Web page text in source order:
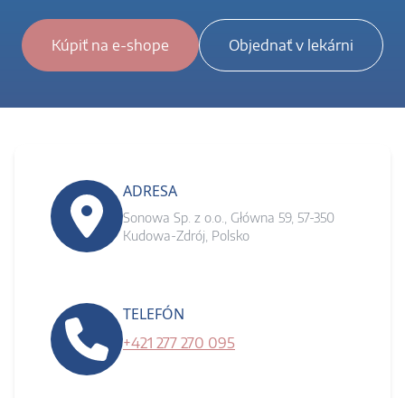
Kúpiť na e-shope Objednať v lekárni
ADRESA
Sonowa Sp. z o.o., Główna 59, 57-350
Kudowa-Zdrój, Polsko
TELEFÓN
+421 277 270 095